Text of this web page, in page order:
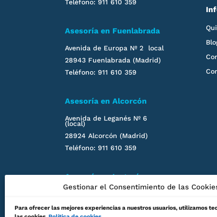
Gestionar el Consentimiento de las
Para ofrecer las mejores experiencias a nuestros usuarios, utilizamos
Teléfono: 911 610 359
Asesoría en Fuenlabrada
Avenida de Europa Nº 2 local
28943 Fuenlabrada (Madrid)
Teléfono: 911 610 359
Asesoría en Alcorcón
Avenida de Leganés Nº 6
(local)
28924 Alcorcón (Madrid)
Teléfono: 911 610 359
Asesoría enLeganés
28911Leganés(Madrid)